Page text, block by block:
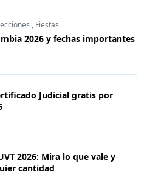
, Fiestas
2026 y fechas importantes
Judicial gratis por
2026: Mira lo que vale y
cantidad